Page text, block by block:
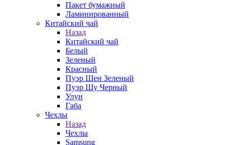
Пакет бумажный
Ламинированный
Китайский чай
Назад
Китайский чай
Белый
Зеленый
Красный
Пуэр Шен Зеленый
Пуэр Шу Черный
Улун
Габа
Чехлы
Назад
Чехлы
Samsung